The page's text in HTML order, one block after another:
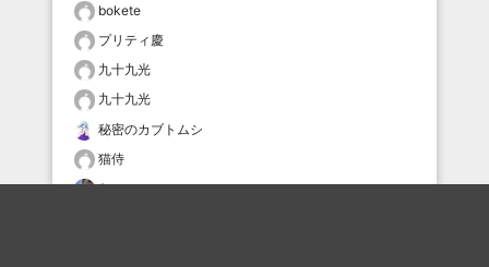
bokete
プリティ慶
九十九光
九十九光
秘密のカブトムシ
猫侍
たー